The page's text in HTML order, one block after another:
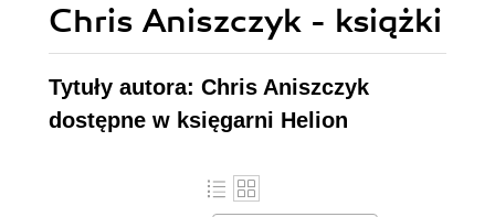
Chris Aniszczyk - książki
Tytuły autora: Chris Aniszczyk
dostępne w księgarni Helion